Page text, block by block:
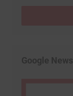
Google News